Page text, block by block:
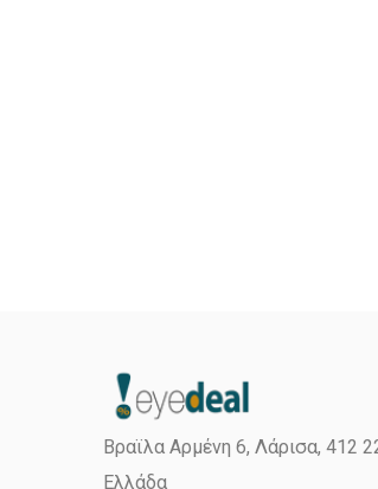
Βραϊλα Αρμένη 6, Λάρισα, 412
Ελλάδα